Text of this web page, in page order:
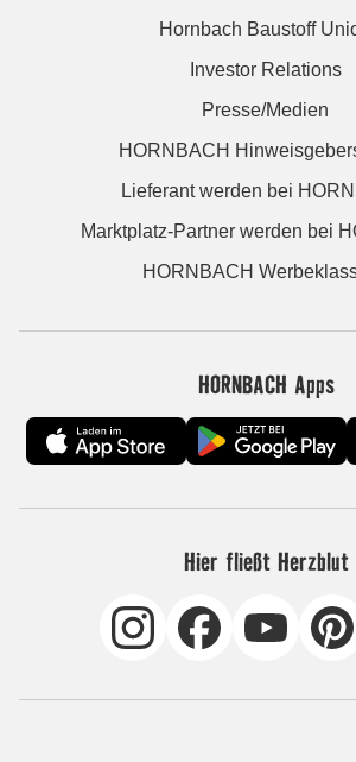
Hornbach Baustoff
Investor Relations
Presse/Medien
HORNBACH
Lieferant werden bei
Marktplatz-Partner werden bei
HORNBACH
HORNBACH Apps
Hier fließt Herzblut